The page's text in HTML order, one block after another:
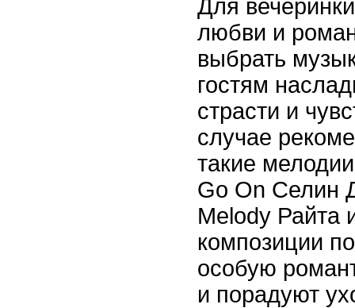
Для
любви и
выбрать
гостям
страсти и
случае
такие
Go On Селин
Melody Райта
композиции
особую
и порадуют